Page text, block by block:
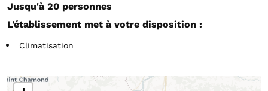
Jusqu'à 20 personnes
L'établissement met à votre disposition :
Climatisation